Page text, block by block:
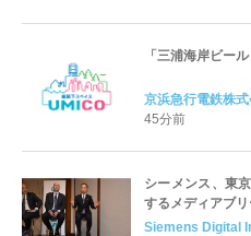
「三浦海岸ビー
京浜急行電鉄株
45分前
シーメンス、東
するメディアブ
Siemens Digital